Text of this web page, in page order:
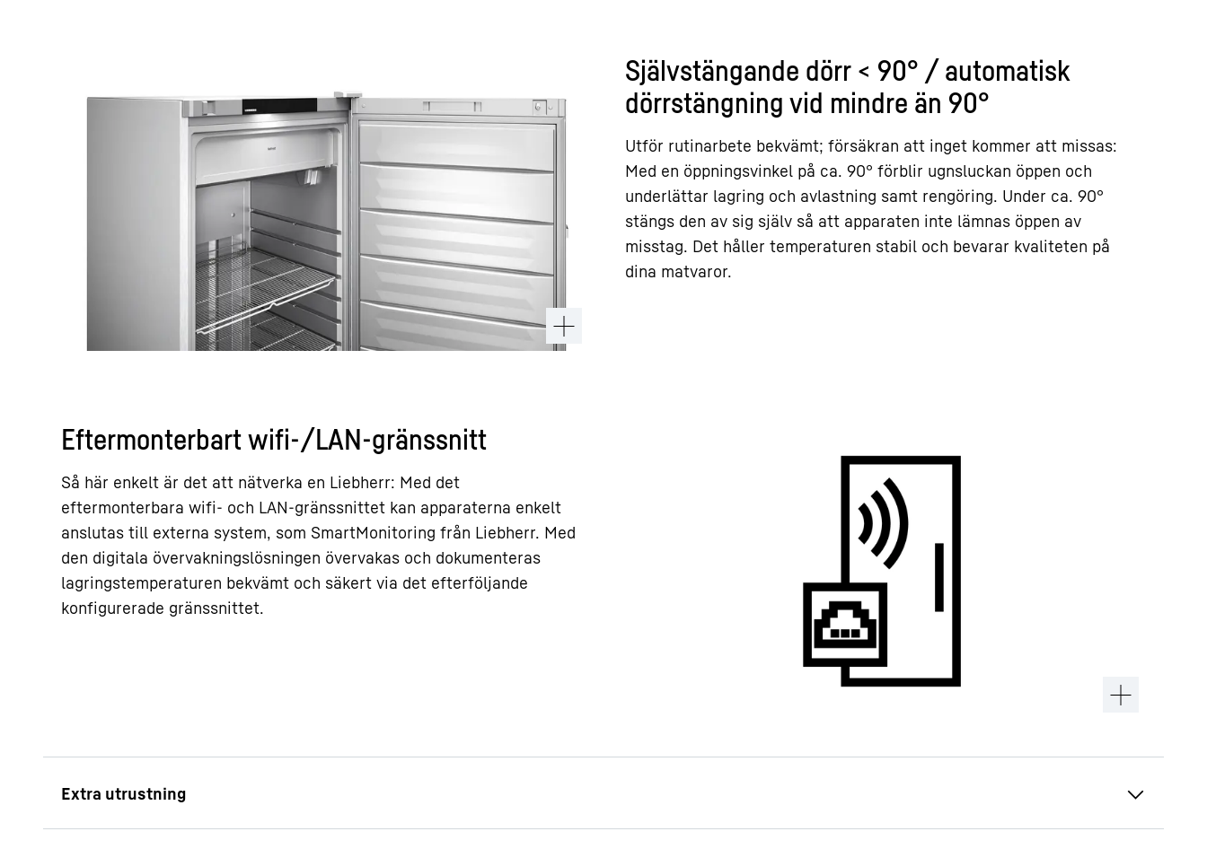
Självstängande dörr < 90° / automatisk
dörrstängning vid mindre än 90°
Utför rutinarbete bekvämt; försäkran att inget kommer att missas:
Med en öppningsvinkel på ca. 90° förblir ugnsluckan öppen och
underlättar lagring och avlastning samt rengöring. Under ca. 90°
stängs den av sig själv så att apparaten inte lämnas öppen av
misstag. Det håller temperaturen stabil och bevarar kvaliteten på
dina matvaror.
Eftermonterbart wifi-/LAN-gränssnitt
Så här enkelt är det att nätverka en Liebherr: Med det
eftermonterbara wifi- och LAN-gränssnittet kan apparaterna enkelt
anslutas till externa system, som SmartMonitoring från Liebherr. Med
den digitala övervakningslösningen övervakas och dokumenteras
lagringstemperaturen bekvämt och säkert via det efterföljande
konfigurerade gränssnittet.